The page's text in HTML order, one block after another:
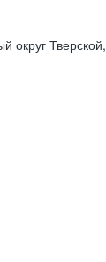
округ Тверской,